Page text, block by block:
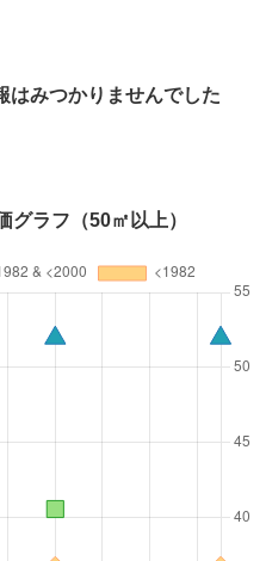
はみつかりませんでした
グラフ（50㎡以上）